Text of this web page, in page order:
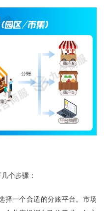
个步骤：
择一个合适的分账平台。市场